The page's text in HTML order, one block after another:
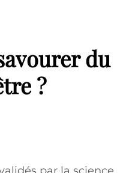
du
?
par la science.